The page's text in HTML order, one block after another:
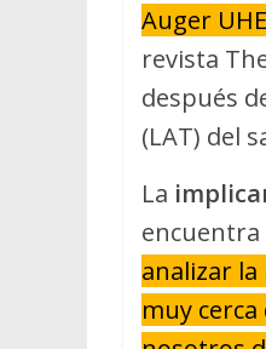
Auger
revista
después
(LAT) del
La
encuentra
analizar
muy